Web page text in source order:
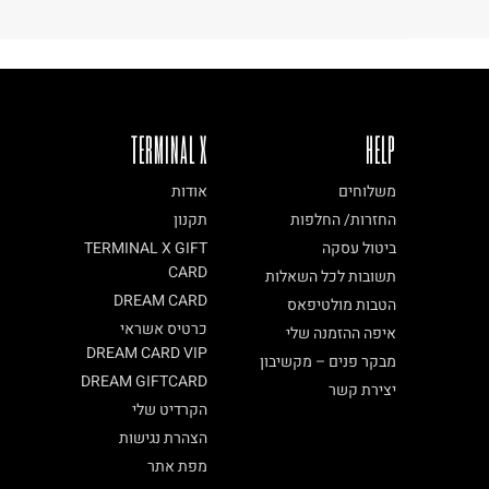
TERMINAL X
אודות
תקנון
TERMINAL X GIFT
CARD
DREAM CARD
כרטיס אשראי
DREAM CARD VIP
DREAM GIFTCARD
הקרדיט שלי
הצהרת נגישות
מפת אתר
HELP
משלוחים
החזרות/ החלפות
ביטול עסקה
תשובות לכל השאלות
הטבות מולטיפאס
איפה ההזמנה שלי
מבקר פנים – מקשיבון
יצירת קשר